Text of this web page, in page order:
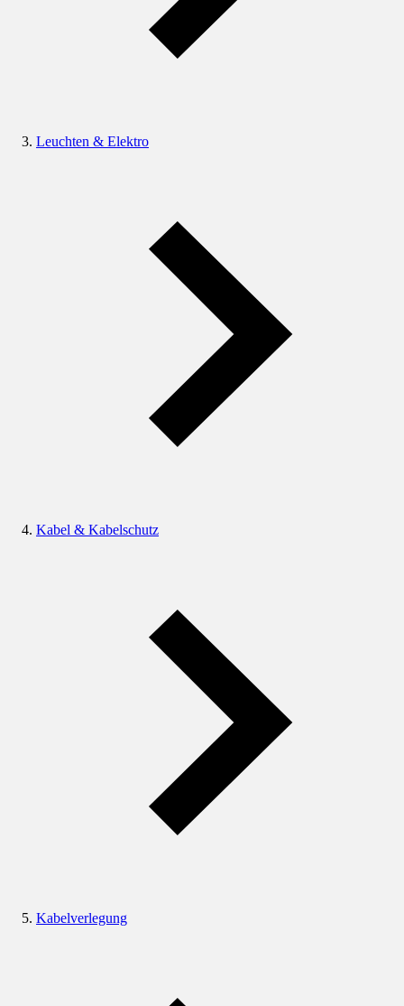
Leuchten & Elektro
Kabel & Kabelschutz
Kabelverlegung